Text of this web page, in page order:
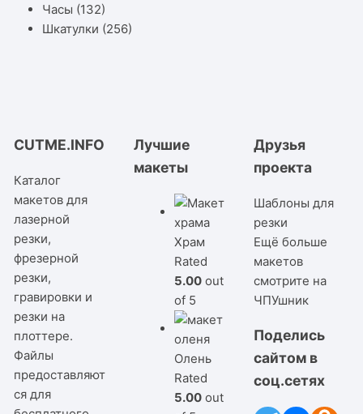
Часы (132)
Шкатулки (256)
CUTME.INFO
Каталог
макетов для
лазерной
резки,
фрезерной
резки,
гравировки и
резки на
плоттере.
Файлы
предоставляют
ся для
Лучшие
макеты
Храм
Rated
5.00 out
of 5
Олень
Rated
5.00 out
Друзья
проекта
Шаблоны для
резки
Ещё больше
макетов
смотрите на
ЧПУшник
Поделись
сайтом в
соц.сетях